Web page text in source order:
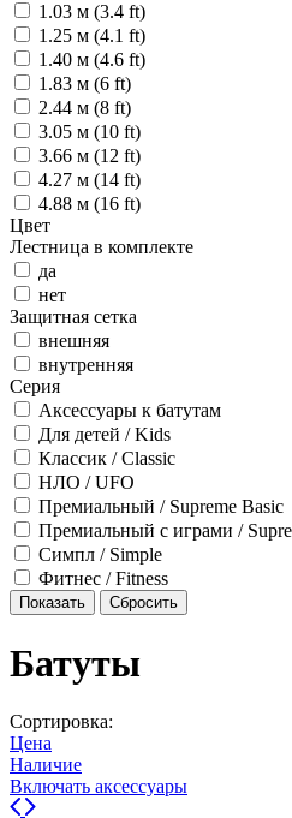
1.03 м (3.4 ft)
1.25 м (4.1 ft)
1.40 м (4.6 ft)
1.83 м (6 ft)
2.44 м (8 ft)
3.05 м (10 ft)
3.66 м (12 ft)
4.27 м (14 ft)
4.88 м (16 ft)
Цвет
Лестница в комплекте
да
нет
Защитная сетка
внешняя
внутренняя
Серия
Аксессуары к батутам
Для детей / Kids
Классик / Classic
НЛО / UFO
Премиальный / Supreme Basic
Премиальный с играми /
Симпл / Simple
Фитнес / Fitness
Батуты
Сортировка:
Цена
Наличие
Включать аксессуары